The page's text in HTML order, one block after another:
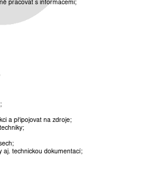
pracovat s informacemi;
a připojovat na zdroje;
aj. technickou dokumentací;